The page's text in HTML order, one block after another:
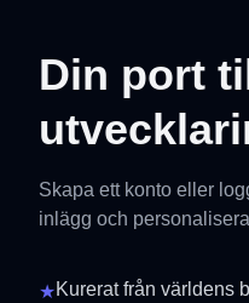
Din port
Skapa ett konto eller
inlägg och
★Kurerat från världens